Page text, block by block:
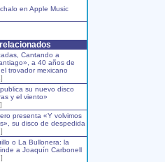
en Apple Music
Cantando a
a 40 años de
trovador mexicano
su nuevo disco
y el viento»
presenta «Y volvimos
su disco de despedida
o La Bullonera: la
a Joaquín Carbonell